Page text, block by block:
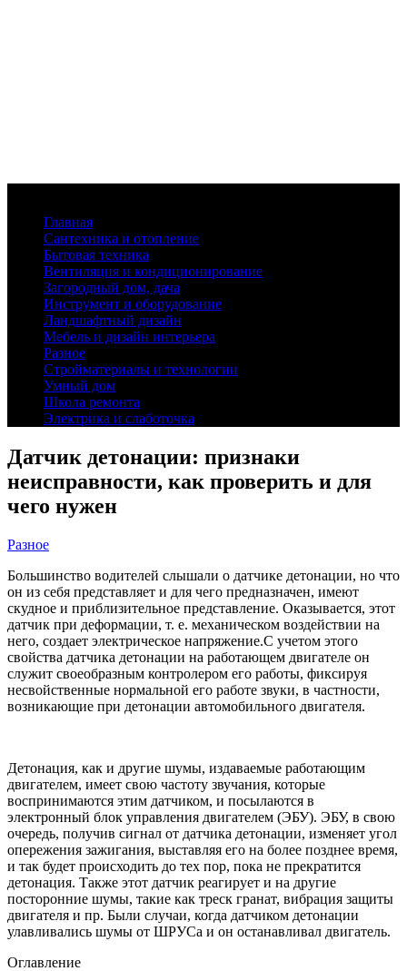
Главная
Сантехника и отопление
Бытовая техника
Вентиляция и кондиционирование
Загородный дом, дача
Инструмент и оборудование
Ландшафтный дизайн
Мебель и дизайн интерьера
Разное
Стройматериалы и технологии
Умный дом
Школа ремонта
Электрика и слаботочка
Датчик детонации: признаки
неисправности, как проверить и для
чего нужен
Разное
Большинство водителей слышали о датчике детонации, но что
он из себя представляет и для чего предназначен, имеют
скудное и приблизительное представление. Оказывается, этот
датчик при деформации, т. е. механическом воздействии на
него, создает электрическое напряжение.С учетом этого
свойства датчика детонации на работающем двигателе он
служит своеобразным контролером его работы, фиксируя
несвойственные нормальной его работе звуки, в частности,
возникающие при детонации автомобильного двигателя.
Детонация, как и другие шумы, издаваемые работающим
двигателем, имеет свою частоту звучания, которые
воспринимаются этим датчиком, и посылаются в
электронный блок управления двигателем (ЭБУ). ЭБУ, в свою
очередь, получив сигнал от датчика детонации, изменяет угол
опережения зажигания, выставляя его на более позднее время,
и так будет происходить до тех пор, пока не прекратится
детонация. Также этот датчик реагирует и на другие
посторонние шумы, такие как треск гранат, вибрация защиты
двигателя и пр. Были случаи, когда датчиком детонации
улавливались шумы от ШРУСа и он останавливал двигатель.
Оглавление